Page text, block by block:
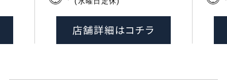
店舗詳細はコチラ